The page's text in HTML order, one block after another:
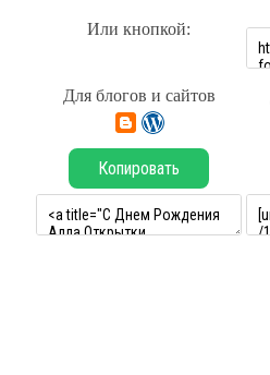
Или кнопкой:
Для блогов и сайтов
Копировать